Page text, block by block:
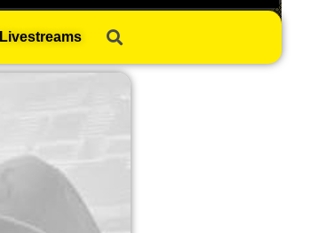
Livestreams